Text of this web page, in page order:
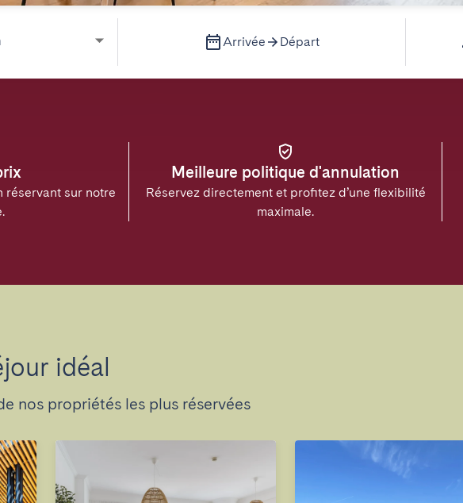
Arrivée Départ
réservant sur notre
Meilleure politique d'annulation
Réservez directement et profitez d’une flexibilité
maximale.
idéal
nos propriétés les plus réservées